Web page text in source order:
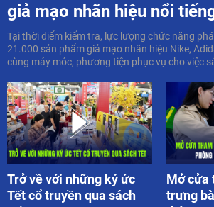
giả mạo nhãn hiệu nổi
Tại thời điểm kiểm tra, lực lượng chức năng
21.000 sản phẩm giả mạo nhãn hiệu Nike,
cùng máy móc, phương tiện phục vụ cho việc
Trở về với những ký ức
Tết cổ truyền qua sách
Mở cửa
trưng